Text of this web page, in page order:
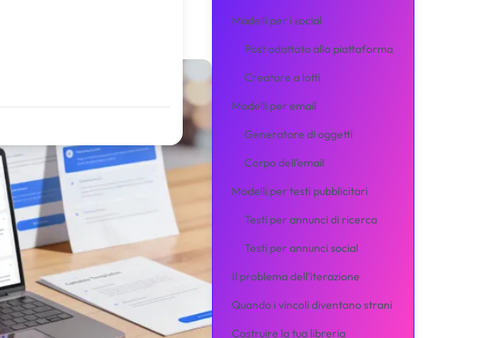
Modelli per i social
Post adattato alla piattaforma
Creatore a lotti
Modelli per email
Generatore di oggetti
Corpo dell’email
Modelli per testi pubblicitari
Testi per annunci di ricerca
Testi per annunci social
Il problema dell’iterazione
Quando i vincoli diventano strani
Costruire la tua libreria